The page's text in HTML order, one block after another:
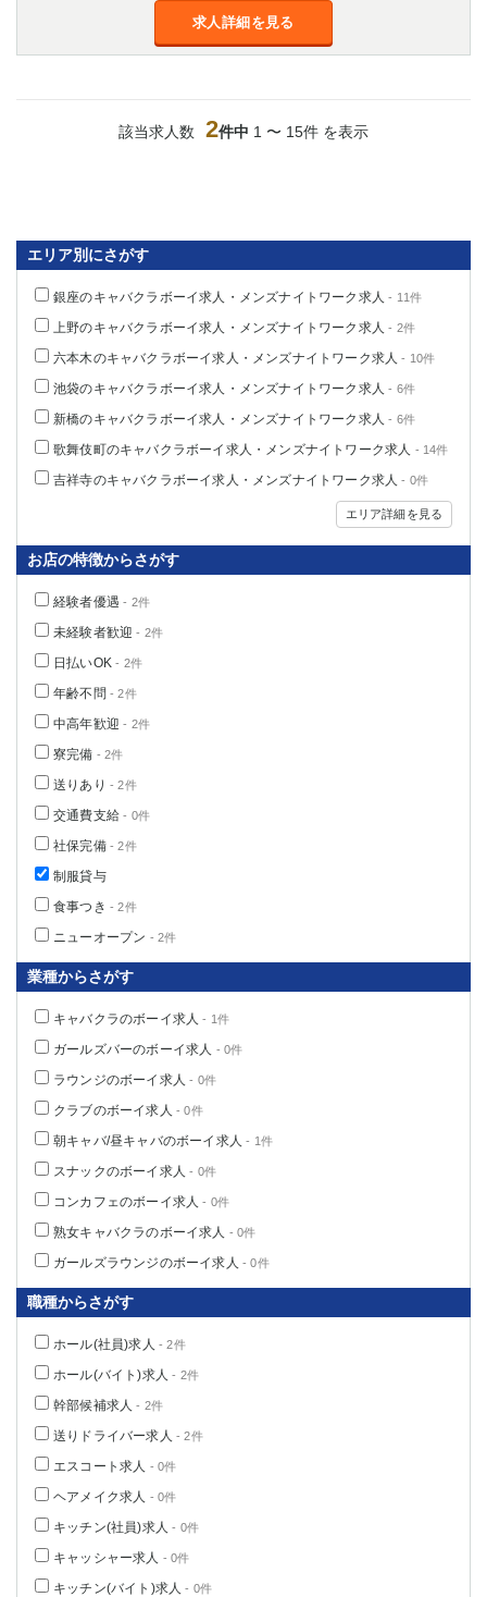
求人詳細を見る
該当求人数 2件中 1 〜 15件 を表示
エリア別にさがす
銀座のキャバクラボーイ求人・メンズナイトワーク求人 - 11件
上野のキャバクラボーイ求人・メンズナイトワーク求人 - 2件
六本木のキャバクラボーイ求人・メンズナイトワーク求人 - 10件
池袋のキャバクラボーイ求人・メンズナイトワーク求人 - 6件
新橋のキャバクラボーイ求人・メンズナイトワーク求人 - 6件
歌舞伎町のキャバクラボーイ求人・メンズナイトワーク求人 - 14件
吉祥寺のキャバクラボーイ求人・メンズナイトワーク求人 - 0件
エリア詳細を見る
お店の特徴からさがす
経験者優遇 - 2件
未経験者歓迎 - 2件
日払いOK - 2件
年齢不問 - 2件
中高年歓迎 - 2件
寮完備 - 2件
送りあり - 2件
交通費支給 - 0件
社保完備- 2件
制服貸与
食事つき - 2件
ニューオープン - 2件
業種からさがす
キャバクラのボーイ求人 - 1件
ガールズバーのボーイ求人 - 0件
ラウンジのボーイ求人 - 0件
クラブのボーイ求人 - 0件
朝キャバ/昼キャバのボーイ求人 - 1件
スナックのボーイ求人 - 0件
コンカフェのボーイ求人 - 0件
熟女キャバクラのボーイ求人 - 0件
ガールズラウンジのボーイ求人 - 0件
職種からさがす
ホール(社員)求人 - 2件
ホール(バイト)求人 - 2件
幹部候補求人 - 2件
送りドライバー求人 - 2件
エスコート求人 - 0件
ヘアメイク求人 - 0件
キッチン(社員)求人 - 0件
キャッシャー求人 - 0件
キッチン(バイト)求人 - 0件
川口
蕨
柏（東口）
東金
浦安
栃木県
宇都宮
小山
東武宇都宮（宇都宮西口）
土浦 ひたち野うしく
群馬県
高崎
該当求人 0 件